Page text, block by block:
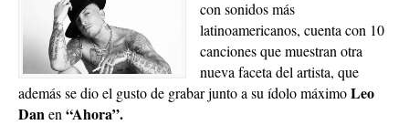
con sonidos más
latinoamericanos, cuenta con 10
canciones que muestran otra
nueva faceta del artista, que
además se dio el gusto de grabar junto a su ídolo máximoLeo
Danen “Ahora”.